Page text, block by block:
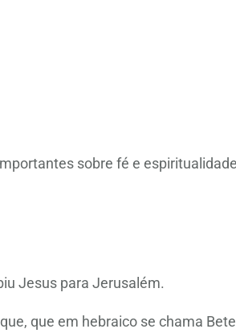
sobre fé e
Jesus para Jerusalém.
que em hebraico se chama